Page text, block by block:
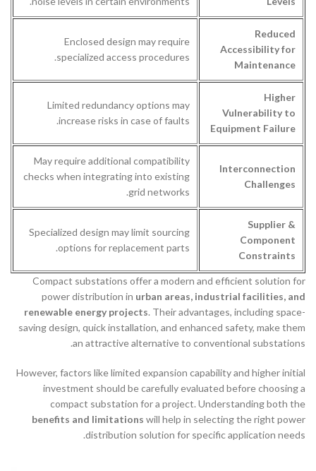
Reduced
Accessibility for
Maintenance
Enclosed design may require
specialized access procedures.
Higher
Vulnerability to
Equipment Failure
Limited redundancy options may
increase risks in case of faults.
Interconnection
Challenges
May require additional compatibility
checks when integrating into existing
grid networks.
Supplier &
Component
Constraints
Specialized design may limit sourcing
options for replacement parts.
Compact substations offer a modern and efficient solution for
power distribution in urban areas, industrial facilities, and
renewable energy projects. Their advantages, including space-
saving design, quick installation, and enhanced safety, make them
an attractive alternative to conventional substations.
However, factors like limited expansion capability and higher initial
investment should be carefully evaluated before choosing a
compact substation for a project. Understanding both the
benefits and limitations will help in selecting the right power
distribution solution for specific application needs.